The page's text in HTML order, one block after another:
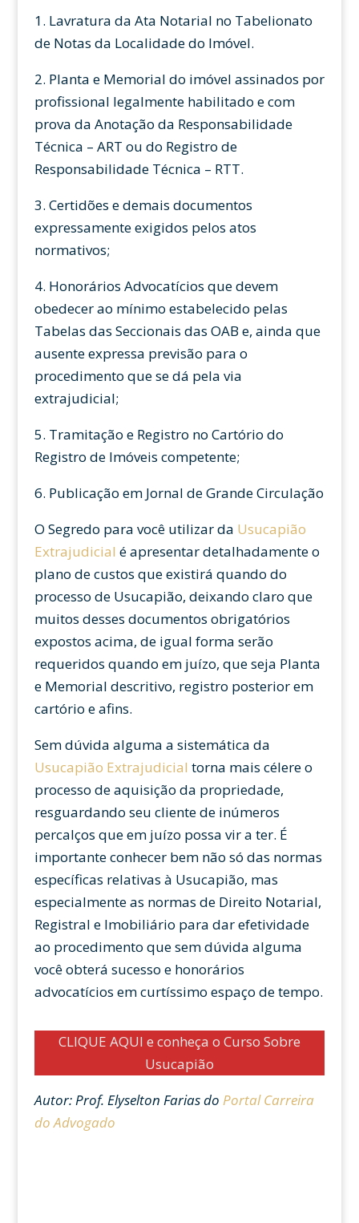
1. Lavratura da Ata Notarial no Tabelionato
de Notas da Localidade do Imóvel.
2. Planta e Memorial do imóvel assinados por
profissional legalmente habilitado e com
prova da Anotação da Responsabilidade
Técnica – ART ou do Registro de
Responsabilidade Técnica – RTT.
3. Certidões e demais documentos
expressamente exigidos pelos atos
normativos;
4. Honorários Advocatícios que devem
obedecer ao mínimo estabelecido pelas
Tabelas das Seccionais das OAB e, ainda que
ausente expressa previsão para o
procedimento que se dá pela via
extrajudicial;
5. Tramitação e Registro no Cartório do
Registro de Imóveis competente;
6. Publicação em Jornal de Grande Circulação
O Segredo para você utilizar da Usucapião
Extrajudicial é apresentar detalhadamente o
plano de custos que existirá quando do
processo de Usucapião, deixando claro que
muitos desses documentos obrigatórios
expostos acima, de igual forma serão
requeridos quando em juízo, que seja Planta
e Memorial descritivo, registro posterior em
cartório e afins.
Sem dúvida alguma a sistemática da
Usucapião Extrajudicial torna mais célere o
processo de aquisição da propriedade,
resguardando seu cliente de inúmeros
percalços que em juízo possa vir a ter. É
importante conhecer bem não só das normas
específicas relativas à Usucapião, mas
especialmente as normas de Direito Notarial,
Registral e Imobiliário para dar efetividade
ao procedimento que sem dúvida alguma
você obterá sucesso e honorários
advocatícios em curtíssimo espaço de tempo.
CLIQUE AQUI e conheça o Curso Sobre
Usucapião
Autor: Prof. Elyselton Farias do Portal Carreira
do Advogado